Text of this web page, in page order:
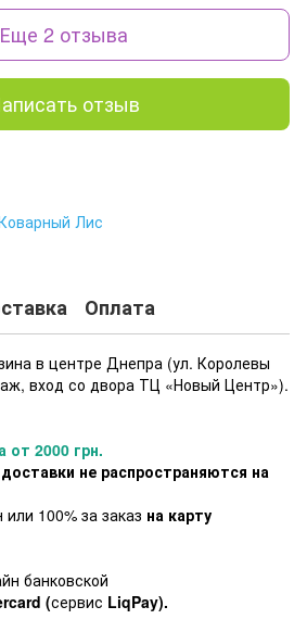
Еще 2 отзыва
отзыв
Лис
Оплата
в центре Днепра (ул. Королевы
вход со двора ТЦ «Новый Центр»).
от 2000 грн.
не распространяются на
100% за заказ на карту
банковской
(сервис LiqPay).